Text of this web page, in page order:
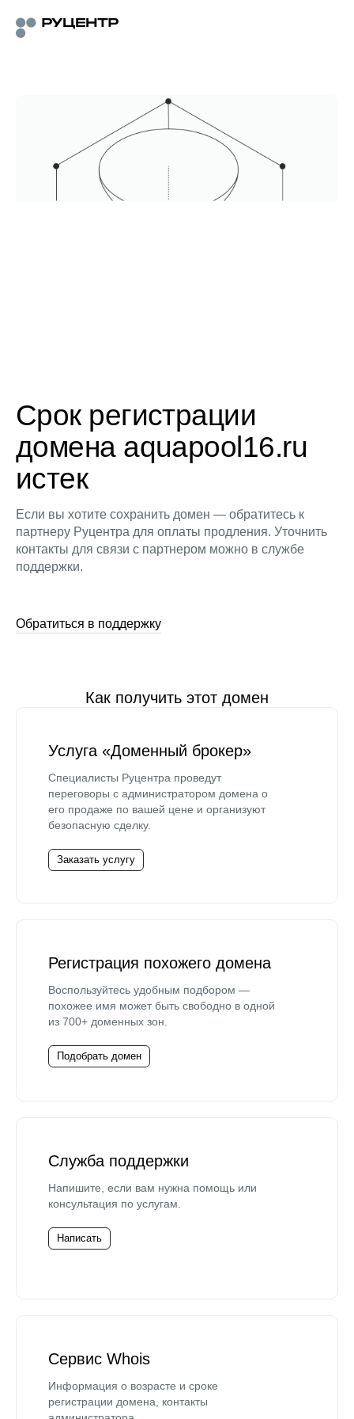
Срок регистрации
домена aquapool16.ru
истек
Если вы хотите сохранить домен — обратитесь к
партнеру Руцентра для оплаты продления. Уточнить
контакты для связи с партнером можно в службе
поддержки.
Обратиться в поддержку
Как получить этот домен
Услуга «Доменный брокер»
Специалисты Руцентра проведут
переговоры с администратором домена о
его продаже по вашей цене и организуют
безопасную сделку.
Заказать услугу
Регистрация похожего домена
Воспользуйтесь удобным подбором —
похожее имя может быть свободно в одной
из 700+ доменных зон.
Подобрать домен
Служба поддержки
Напишите, если вам нужна помощь или
консультация по услугам.
Написать
Сервис Whois
Информация о возрасте и сроке
регистрации домена, контакты